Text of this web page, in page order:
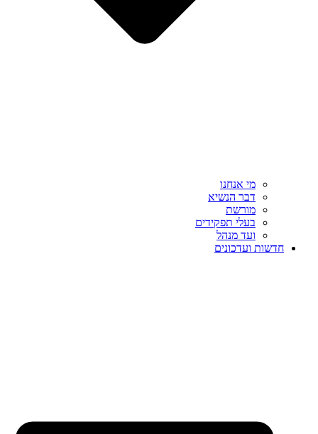
מי אנחנו
דבר הנשיא
מורשת
בעלי תפקידים
ועד מנהל
חדשות ועדכונים